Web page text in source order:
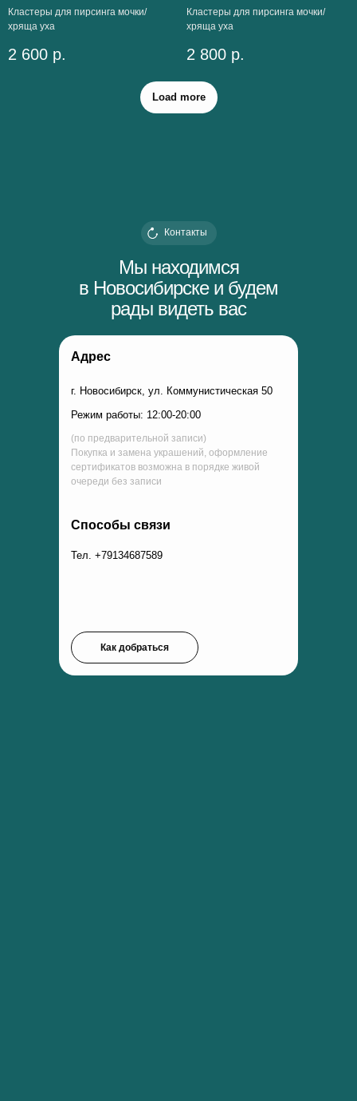
Кластеры для пирсинга мочки/
хряща уха
2 600 р.
Кластеры для пирсинга мочки/
хряща уха
2 800 р.
Load more
Мы находимся
в Новосибирске и будем
рады видеть вас
Контакты
Адрес
Способы связи
г. Новосибирск, ул. Коммунистическая 50
Тел. +79134687589
Режим работы: 12:00-20:00
(по предварительной записи)
Покупка и замена украшений, оформление
сертификатов возможна в порядке живой
очереди без записи
Как добраться